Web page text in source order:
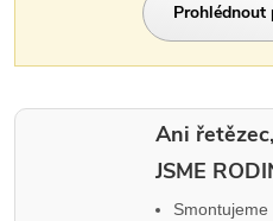
Prohlédnout
Ani
JSME
Smontujeme